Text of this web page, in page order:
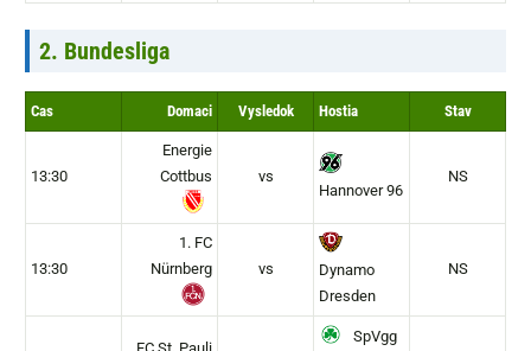
2. Bundesliga
Cas Domaci Vysledok Hostia Stav
13:30
Energie
Cottbus
vs
Hannover 96
NS
13:30
1. FC
Nürnberg
vs
Dynamo
Dresden
NS
SpVgg